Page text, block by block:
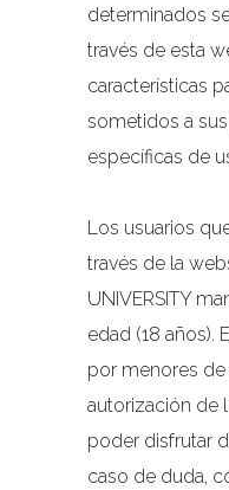
determinados
través de esta
características
sometidos a
específicas de
Los usuarios
través de la
UNIVERSITY
edad (18 años).
por menores de
autorización de
poder disfrutar
caso de duda,